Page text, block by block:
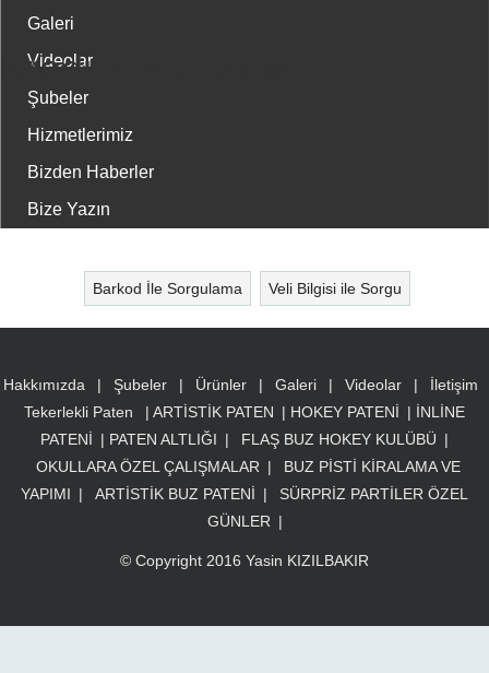
Galeri
Videolar
Şubeler
Hizmetlerimiz
Bizden Haberler
Bize Yazın
Kredi Sorgulama
Bilgilenizi görüntülemek için aşağıdaki bilgileri doldurunuz.
Hakkımızda | Şubeler | Ürünler | Galeri | Videolar |
İletişim
Tekerlekli Paten
| ARTİSTİK PATEN | HOKEY PATENİ | İNLİNE
PATENİ | PATEN ALTLIĞI | FLAŞ BUZ HOKEY KULÜBÜ |
OKULLARA ÖZEL ÇALIŞMALAR |
BUZ PİSTİ KİRALAMA VE
YAPIMI | ARTİSTİK BUZ PATENİ |
SÜRPRİZ PARTİLER ÖZEL
GÜNLER |
© Copyright 2016 Yasin KIZILBAKIR